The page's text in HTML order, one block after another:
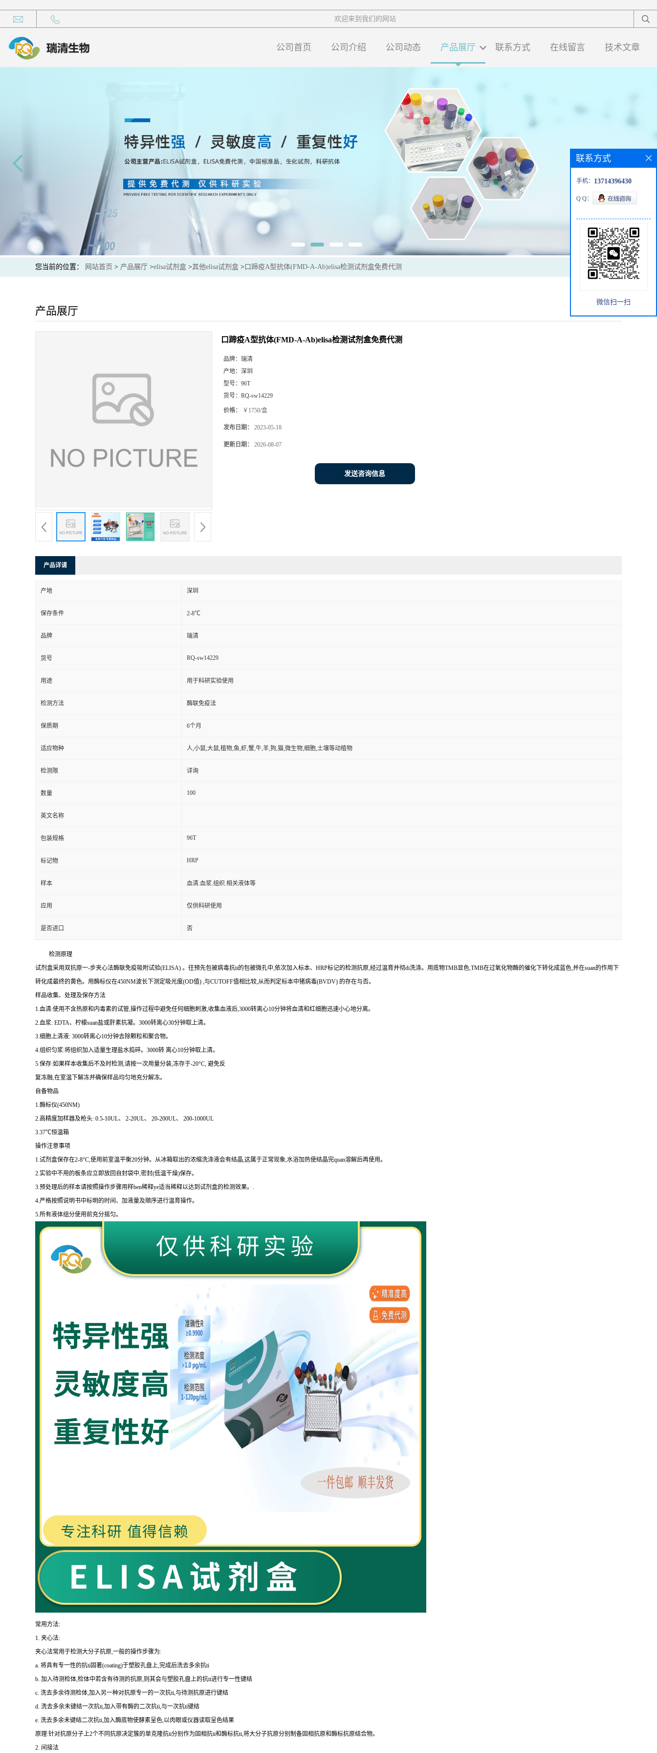
欢迎来到我们的网站
公司首页 公司介绍 公司动态 产品展厅 联系方式 在线留言 技术文章
您当前的位置： 网站首页 > 产品展厅 >elisa试剂盒 >其他elisa试剂盒 > 口蹄疫A型抗体(FMD-A-Ab)elisa检测试剂盒免费代测
产品展厅
口蹄疫A型抗体(FMD-A-Ab)elisa检测试剂盒免费代测
品牌： 瑞清
产地： 深圳
型号： 96T
货号： RQ-sw14229
价格： ￥1750/盒
发布日期： 2023-05-18
更新日期： 2026-08-07
发送咨询信息
产品详请
产地 深圳
保存条件 2-8℃
品牌 瑞清
货号 RQ-sw14229
用途 用于科研实验使用
检测方法 酶联免疫法
保质期 6个月
适应物种 人,小鼠,大鼠,植物,鱼,虾,蟹,牛,羊,狗,猫,微生物,细胞,土壤等动植物
检测限 详询
数量 100
英文名称
包装规格 96T
标记物 HRP
样本 血清.血浆.组织.相关液体等
应用 仅供科研使用
是否进口 否
检测原理
试剂盒采用双抗原一-步夹心法酶联免疫吸附试验(ELISA) 。往预先包被病毒抗ti的包被微孔中,依次加入标本、 HRP标记的检测抗原,经过温育并彻di洗涤。用底物TMB显色,TMB在过氧化物酶的催化下转化成蓝色,并在suan的作用下
转化成最终的黄色。用酶标仪在450NM波长下测定吸光度(OD值) ,与CUTOFF值相比较,从而判定标本中猪病毒(BVDV) 的存在与否。
样品收集、处理及保存方法
1.血清:使用不含热原和内毒素的试管,操作过程中避免任何细胞刺激,收集血液后,3000转离心10分钟将血清和红细胞迅速小心地分离。
2.血浆: EDTA、柠檬suan盐或肝素抗凝。 3000转离心30分钟取上清。
3.细胞上清液: 3000转离心10分钟去除颗粒和聚合物。
4.组织匀浆:将组织加入适量生理盐水捣碎。 3000转 离心10分钟取上清。
5.保存:如果样本收集后不及时检测,请按一次用量分装,冻存于-20°C, 避免反
复冻融,在室温下解冻并确保样品均匀地充分解冻。
自备物品
1.酶标仪(450NM)
2.高精度加样器及枪头: 0.5-10UL、 2-20UL、 20-200UL、 200-1000UL
3.37℃恒温箱
操作注意事项
1.试剂盒保存在2-8°C,使用前室温平衡20分钟。从冰箱取出的浓缩洗涤液会有结晶,这属于正常现象,水浴加热使结晶完quan溶解后再使用。
2.实验中不用的板条应立即放回自封袋中,密封(低温干燥)保存。
3.预处理后的样本请按照操作步骤用样ben稀释ye适当稀释以达到试剂盒的检测效果。 .
4.严格按照说明书中标明的时间、加液量及顺序进行温育操作。
5.所有液体组分使用前充分摇匀。
常用方法:
1. 夹心法:
夹心法常用于检测大分子抗原,一般的操作步骤为:
a. 将具有专一性的抗ti固著(coating)于塑胶孔盘上,完成后洗去多余抗ti
b. 加入待测检体,检体中若含有待测的抗原,则其会与塑胶孔盘上的抗ti进行专一性键结
c. 洗去多余待测检体,加入另一种对抗原专一的一次抗ti,与待测抗原进行键结
d. 洗去多余未键结一次抗ti,加入带有酶的二次抗ti,与一次抗ti键结
e. 洗去多余未键结二次抗ti,加入酶底物使酵素呈色,以肉眼或仪器读取呈色结果
原理:针对抗原分子上2个不同抗原决定簇的单克隆抗ti分别作为固相抗ti和酶标抗ti,将大分子抗原分别制备固相抗原和酶标抗原结合物。
2. 间接法
联系方式
手机： 13714396430
Q Q：
微信扫一扫